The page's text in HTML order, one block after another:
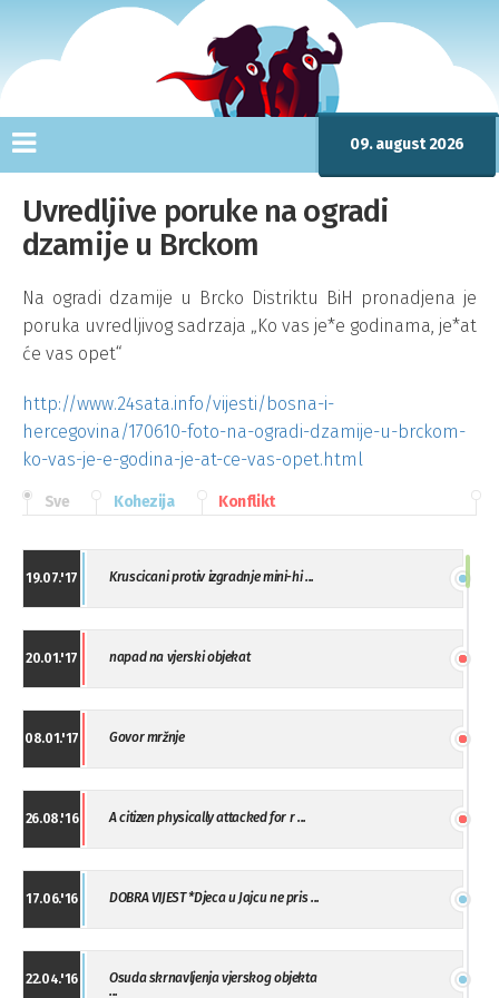
09. august 2026
Uvredljive poruke na ogradi
dzamije u Brckom
Na ogradi dzamije u Brcko Distriktu BiH pronadjena je
poruka uvredljivog sadrzaja „Ko vas je*e godinama, je*at
će vas opet“
http://www.24sata.info/vijesti/bosna-i-
hercegovina/170610-foto-na-ogradi-dzamije-u-brckom-
ko-vas-je-e-godina-je-at-ce-vas-opet.html
Sve Kohezija Konflikt
19.07.'17 Kruscicani protiv izgradnje mini-hi ...
20.01.'17 napad na vjerski objekat
08.01.'17 Govor mržnje
26.08.'16 A citizen physically attacked for r ...
17.06.'16 DOBRA VIJEST *Djeca u Jajcu ne pris ...
22.04.'16
Osuda skrnavljenja vjerskog objekta
...